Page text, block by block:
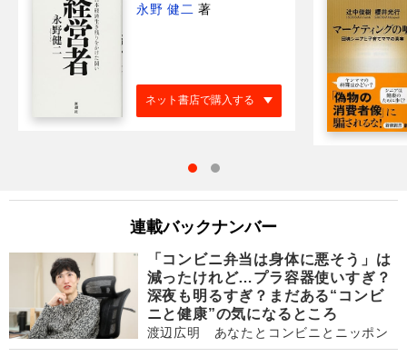
永野 健二 著
ネット書店で購入する
連載バックナンバー
「コンビニ弁当は身体に悪そう」は
減ったけれど…プラ容器使いすぎ？
深夜も明るすぎ？まだある“コンビ
ニと健康”の気になるところ
渡辺広明 あなたとコンビニとニッポン